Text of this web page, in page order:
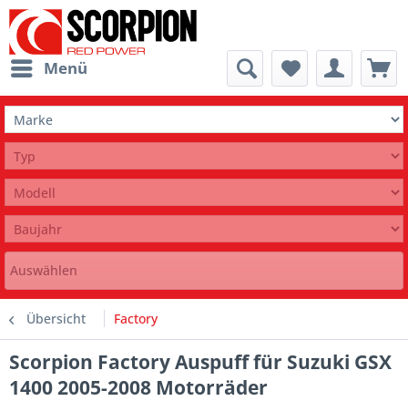
Menü
Auswählen
Übersicht Factory
Scorpion Factory Auspuff für Suzuki GSX
1400 2005-2008 Motorräder